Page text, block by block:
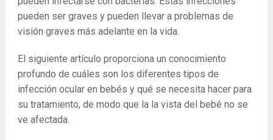
pueden ser graves y pueden llevar a problemas de
visión graves más adelante en la vida.
El siguiente artículo proporciona un conocimiento
profundo de cuáles son los diferentes tipos de
infección ocular en bebés y qué se necesita hacer para
su tratamiento, de modo que la la vista del bebé no se
ve afectada.